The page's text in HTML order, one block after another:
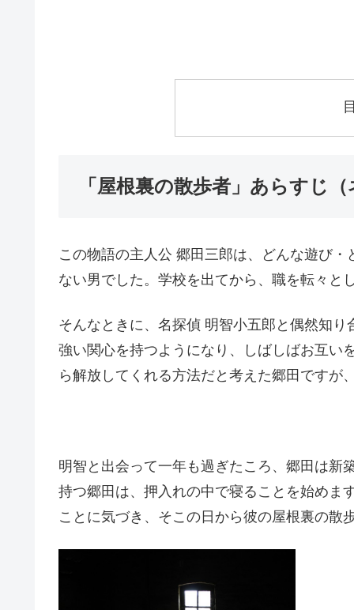
「屋根裏の散歩者」あらすじ
この物語の主人公 郷田三郎は、どんな遊び
ない男でした。学校を出てから、職を転々と
そんなときに、名探偵 明智小五郎と偶然知
強い関心を持つようになり、しばしばお互い
ら解放してくれる方法だと考えた郷田ですが
明智と出会って一年も過ぎたころ、郷田は新
持つ郷田は、押入れの中で寝ることを始めま
ことに気づき、そこの日から彼の屋根裏の散